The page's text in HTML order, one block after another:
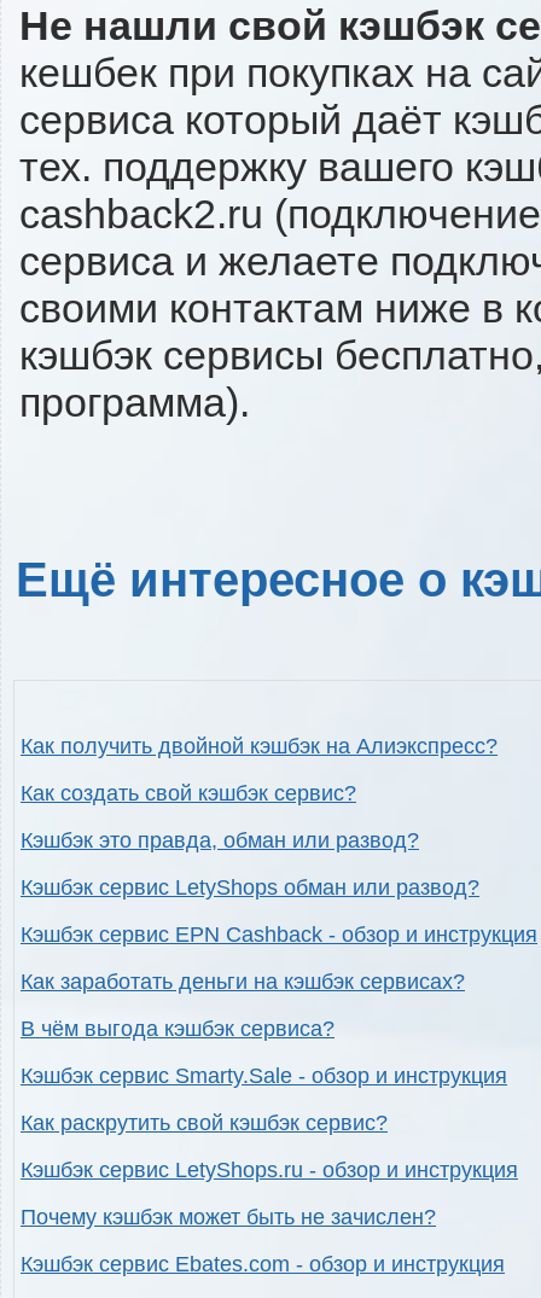
Не нашли свой кэшбэк
кешбек при покупках на
сервиса который даёт
тех. поддержку вашего
cashback2.ru
сервиса и желаете
своими контактам ниже в
кэшбэк сервисы
программа).
Ещё интересное о
Как получить двойной кэшбэк на Алиэкспресс?
Как создать свой кэшбэк сервис?
Кэшбэк это правда, обман или развод?
Кэшбэк сервис LetyShops обман или развод?
Кэшбэк сервис EPN Cashback - обзор и инструкция
Как заработать деньги на кэшбэк сервисах?
В чём выгода кэшбэк сервиса?
Кэшбэк сервис Smarty.Sale - обзор и инструкция
Как раскрутить свой кэшбэк сервис?
Кэшбэк сервис LetyShops.ru - обзор и инструкция
Почему кэшбэк может быть не зачислен?
Кэшбэк сервис Ebates.com - обзор и инструкция